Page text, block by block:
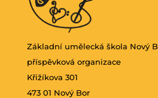
Základní umělecká škola Nový
příspěvková organizace
Křižíkova 301
473 01 Nový Bor